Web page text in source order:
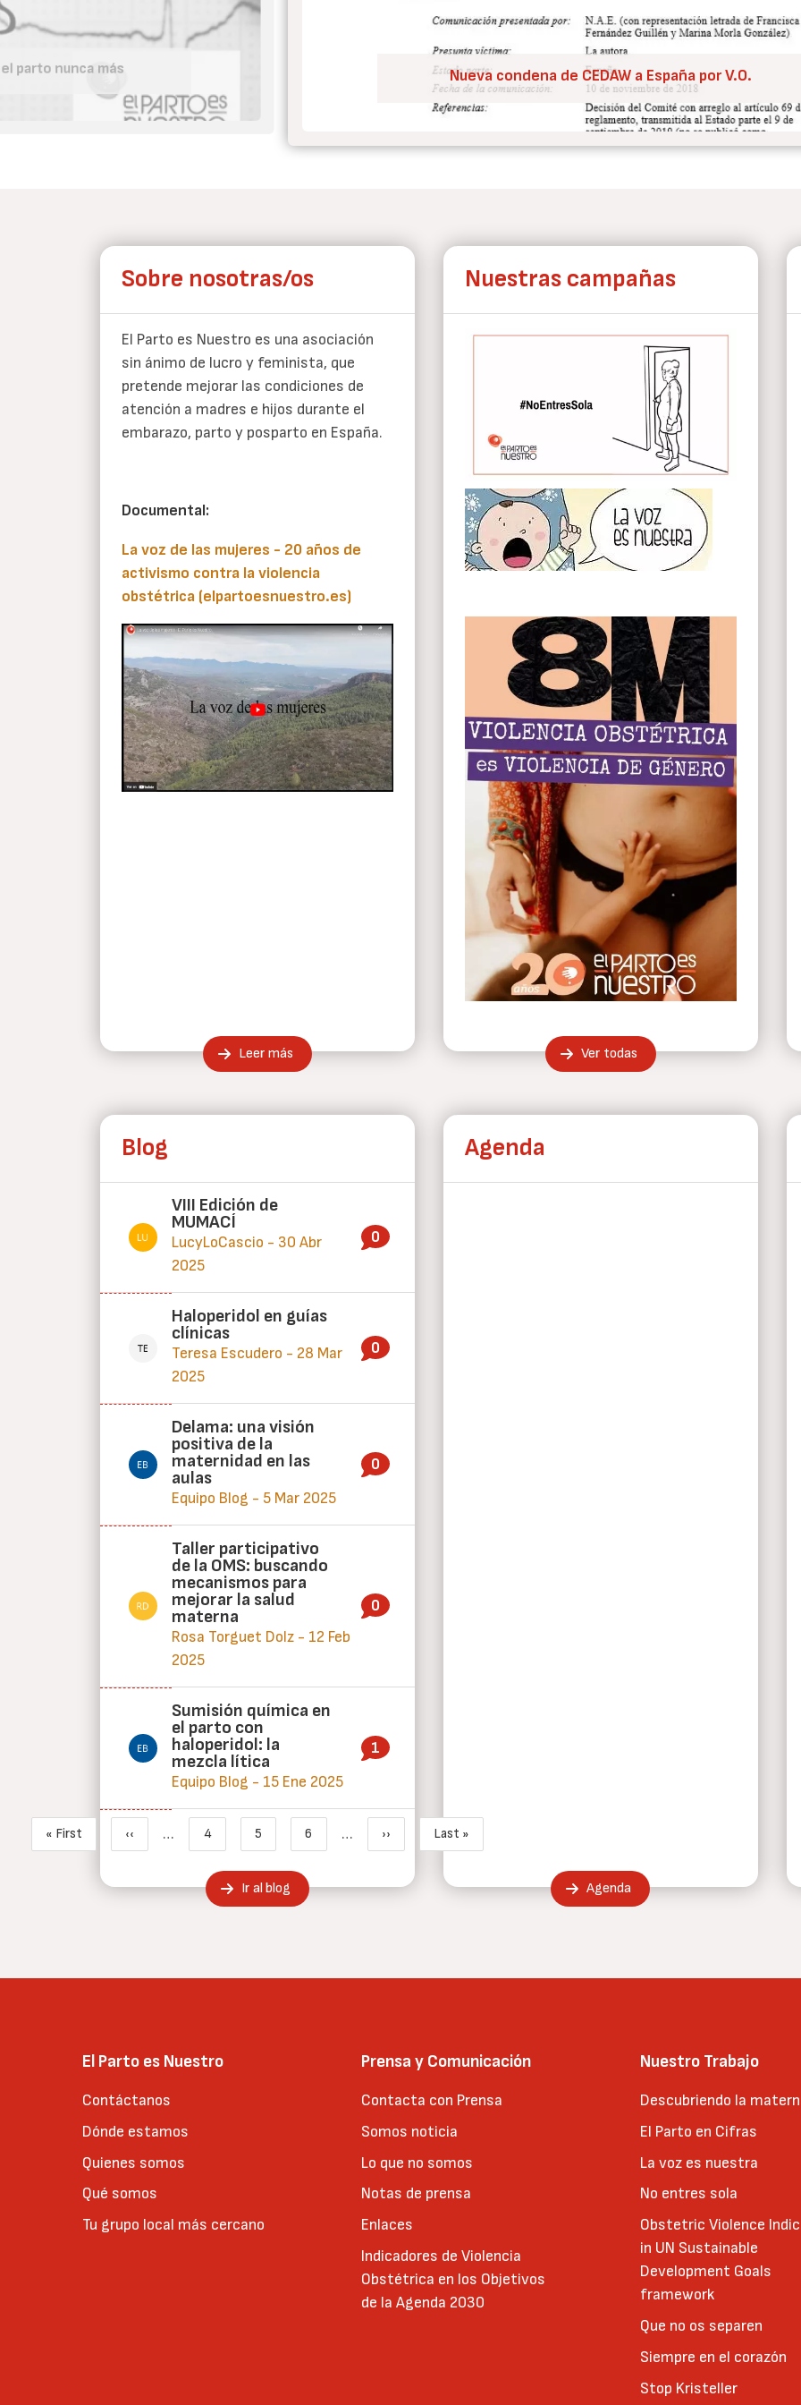
parto nunca más Nueva condena de CEDAW a España por V.O.
Sobre nosotras/os
El Parto es Nuestro es una asociación
sin ánimo de lucro y feminista, que
pretende mejorar las condiciones de
atención a madres e hijos durante el
embarazo, parto y posparto en España.
Documental:
La voz de las mujeres - 20 años de
activismo contra la violencia
obstétrica (elpartoesnuestro.es)
Leer más
Nuestras campañas
Ver todas
Blog
VIII Edición de
MUMACÍ
LucyLoCascio - 30 Abr
2025
0
Haloperidol en guías
clínicas
Teresa Escudero - 28 Mar
2025
0
Delama: una visión
positiva de la
maternidad en las
aulas
Equipo Blog - 5 Mar 2025
0
Taller participativo
de la OMS: buscando
mecanismos para
mejorar la salud
materna
Rosa Torguet Dolz - 12 Feb
2025
0
Sumisión química en
el parto con
haloperidol: la
mezcla lítica
Equipo Blog - 15 Ene 2025
1
Paginación
Primera página
« First
Página anterior
‹‹ … Page
4
Página actual
5
Page
6 … Siguiente página
››
Última página
Last »
Ir al blog
Agenda
Agenda
El Parto es Nuestro
Contáctanos
Dónde estamos
Quienes somos
Qué somos
Tu grupo local más cercano
Prensa y Comunicación
Contacta con Prensa
Somos noticia
Lo que no somos
Notas de prensa
Enlaces
Indicadores de Violencia
Obstétrica en los Objetivos
de la Agenda 2030
Nuestro Trabajo
Descubriendo la
El Parto en Cifras
La voz es nuestra
No entres sola
Obstetric Violence
in UN Sustainable
Development Goals
framework
Que no os separen
Siempre en el corazón
Stop Kristeller